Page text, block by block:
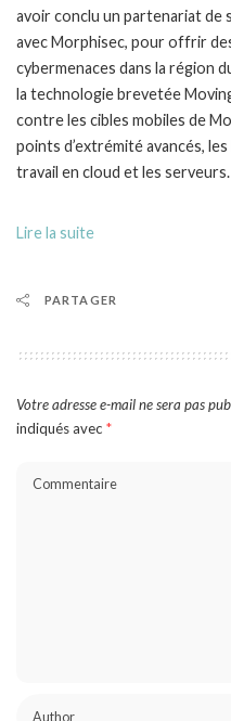
avoir conclu un partenariat de
avec Morphisec, pour offrir
cybermenaces dans la région
la technologie brevetée
contre les cibles mobiles de
points d’extrémité avancés,
travail en cloud et les serveurs.
Lire la suite
PARTAGER
Votre adresse e-mail ne sera pas
indiqués avec *